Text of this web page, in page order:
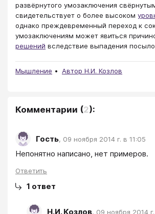
развёрнутого умозаключения
свидетельствует о более высоком
однако преждевременный переход к
умозаключениям может явиться
решений вследствие выпадения
Мышление Автор Н.И. Козлов
Комментарии (2):
Гость, 09 ноября 2014 г. в 11:05
Непонятно написано, нет примеров.
Ответить
1 ответ
Н.И. Козлов, 09 ноября 2014